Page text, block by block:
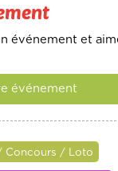
événement et
événement
Concours / Loto